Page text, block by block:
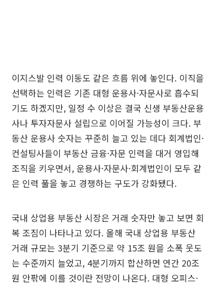
이지스발 인력 이동도 같은 흐름 위에 놓인다. 이직을
선택하는 인력은 기존 대형 운용사·자문사로 흡수되
기도 하겠지만, 일정 수 이상은 결국 신생 부동산운용
사나 투자자문사 설립으로 이어질 가능성이 크다. 부
동산 운용사 숫자는 꾸준히 늘고 있는 데다 회계법인·
컨설팅사들이 부동산 금융·자문 인력을 대거 영입해
조직을 키우면서, 운용사·자문사·회계법인이 모두 같
은 인력 풀을 놓고 경쟁하는 구도가 강화됐다.
국내 상업용 부동산 시장은 거래 숫자만 놓고 보면 회
복 조짐이 나타나고 있다. 올해 국내 상업용 부동산
거래 규모는 3분기 기준으로 약 15조 원을 소폭 웃도
는 수준까지 늘었고, 4분기까지 합산하면 연간 20조
원 안팎에 이를 것이란 전망이 나온다. 대형 오피스·